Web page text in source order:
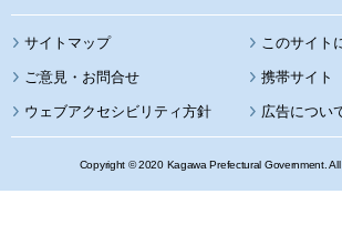
サイトマップ このサイト
携帯サイト
ウェブアクセシビリティ方針 広告につい
Copyright © 2020 Kagawa Prefectural Government. All